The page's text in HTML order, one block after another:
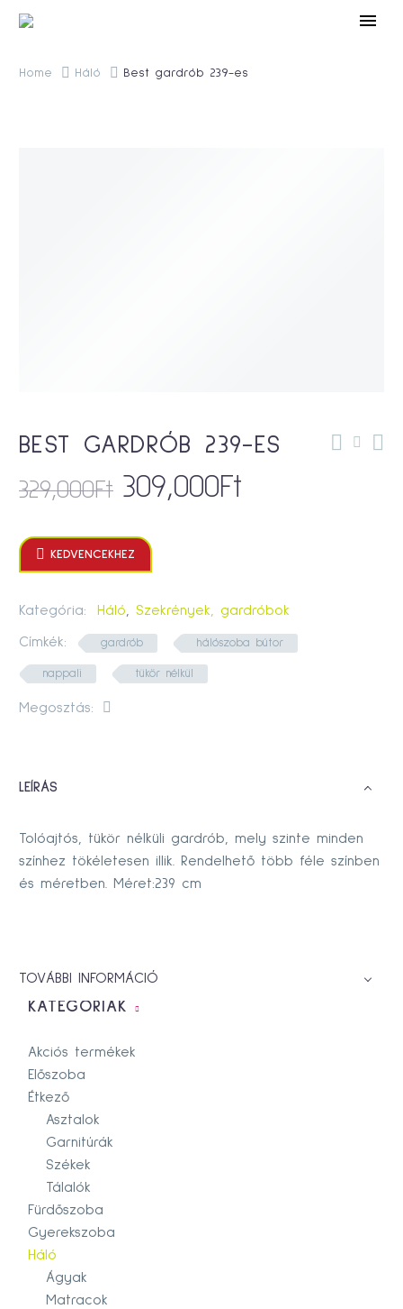
Home Háló Best gardrób 239-es
BEST GARDRÓB 239-ES
329,000Ft 309,000Ft
 KEDVENCEKHEZ
Kategória: Háló Szekrények, gardróbok
Címkék: gardrób hálószoba bútor
nappali tükör nélkül
Megosztás:
LEÍRÁS
Tolóajtós, tükör nélküli gardrób, mely szinte minden
színhez tökéletesen illik. Rendelhető több féle színben
és méretben. Méret:239 cm
TOVÁBBI INFORMÁCIÓ
KATEGÓRIÁK
Akciós termékek
Előszoba
Étkező
Asztalok
Garnitúrák
Székek
Tálalók
Fürdőszoba
Gyerekszoba
Háló
Ágyak
Matracok